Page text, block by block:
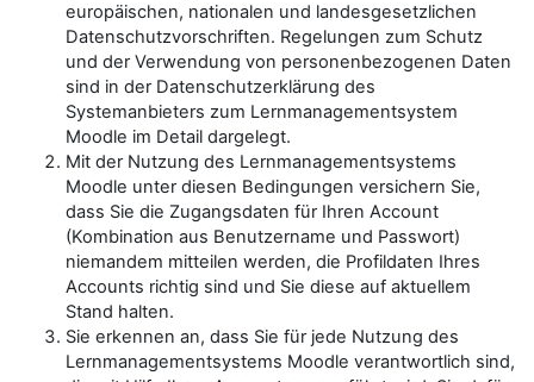
europäischen, nationalen und landesgesetzlichen
Datenschutzvorschriften. Regelungen zum Schutz
und der Verwendung von personenbezogenen Daten
sind in der Datenschutzerklärung des
Systemanbieters zum Lernmanagementsystem
Moodle im Detail dargelegt.
Mit der Nutzung des Lernmanagementsystems
Moodle unter diesen Bedingungen versichern Sie,
dass Sie die Zugangsdaten für Ihren Account
(Kombination aus Benutzername und Passwort)
niemandem mitteilen werden, die Profildaten Ihres
Accounts richtig sind und Sie diese auf aktuellem
Stand halten.
Sie erkennen an, dass Sie für jede Nutzung des
Lernmanagementsystems Moodle verantwortlich sind,